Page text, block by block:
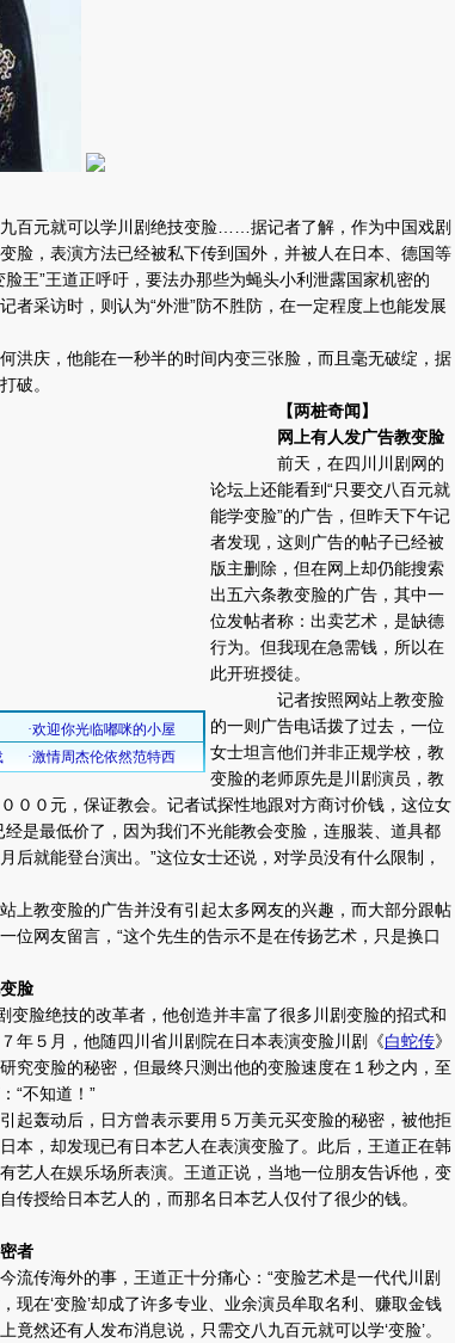
就可以学川剧绝技变脸……据记者了解，作为中国戏剧
脸，表演方法已经被私下传到国外，并被人在日本、德国等
王”王道正呼吁，要法办那些为蝇头小利泄露国家机密的
者采访时，则认为“外泄”防不胜防，在一定程度上也能发展
庆，他能在一秒半的时间内变三张脸，而且毫无破绽，据
破。
【两桩奇闻】
网上有人发广告教变脸
前天，在四川川剧网的
论坛上还能看到“只要交八百元就
能学变脸”的广告，但昨天下午记
者发现，这则广告的帖子已经被
版主删除，但在网上却仍能搜索
出五六条教变脸的广告，其中一
位发帖者称：出卖艺术，是缺德
行为。但我现在急需钱，所以在
此开班授徒。
记者按照网站上教变脸
的一则广告电话拨了过去，一位
女士坦言他们并非正规学校，教
变脸的老师原先是川剧演员，教
００元，保证教会。记者试探性地跟对方商讨价钱，这位女
是最低价了，因为我们不光能教会变脸，连服装、道具都
后就能登台演出。”这位女士还说，对学员没有什么限制，
变脸的广告并没有引起太多网友的兴趣，而大部分跟帖
位网友留言，“这个先生的告示不是在传扬艺术，只是换口
脸
绝技的改革者，他创造并丰富了很多川剧变脸的招式和
年５月，他随四川省川剧院在日本表演变脸川剧《白蛇传》
究变脸的秘密，但最终只测出他的变脸速度在１秒之内，至
“不知道！”
动后，日方曾表示要用５万美元买变脸的秘密，被他拒
本，却发现已有日本艺人在表演变脸了。此后，王道正在韩
艺人在娱乐场所表演。王道正说，当地一位朋友告诉他，变
传授给日本艺人的，而那名日本艺人仅付了很少的钱。
者
海外的事，王道正十分痛心：“变脸艺术是一代代川剧
现在‘变脸’却成了许多专业、业余演员牟取名利、赚取金钱
竟然还有人发布消息说，只需交八九百元就可以学‘变脸’。